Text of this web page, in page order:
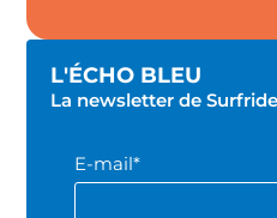
L'ÉCHO BLEU
La newsletter de
E-mail*